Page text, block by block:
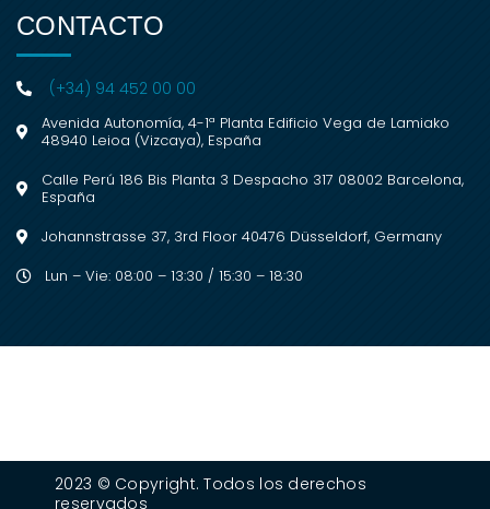
CONTACTO
(+34) 94 452 00 00
Avenida Autonomía, 4-1ª Planta Edificio Vega de Lamiako
48940 Leioa (Vizcaya), España
Calle Perú 186 Bis Planta 3 Despacho 317 08002 Barcelona,
España
Johannstrasse 37, 3rd Floor 40476 Düsseldorf, Germany
Lun – Vie: 08:00 – 13:30 / 15:30 – 18:30
2023 © Copyright. Todos los derechos
reservados